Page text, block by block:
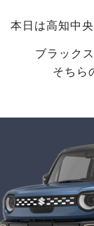
本日は高知中
ブラック
そちら